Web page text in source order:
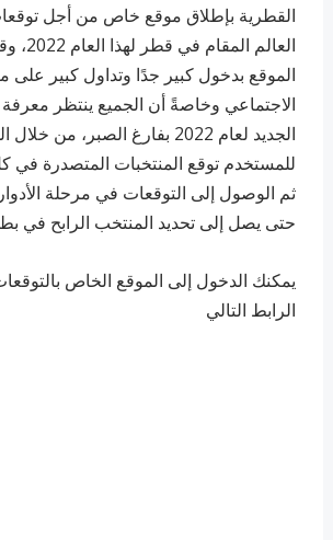
القطرية بإطلاق موقع خاص من أجل
العالم
الموقع بدخول كبير جدًا وتداول كبير على
الاجتماعي وخاصةً أن الجميع ينتظر
الجديد لعام 2022 بفارغ الصبر، من
للمستخدم توقع المنتخبات المتصدرة
ثم الوصول إلى التوقعات في مرحلة
حتى يصل إلى تحديد المنتخب الرابح في
يمكنك الدخول إلى الموقع الخاص
الرابط التالي